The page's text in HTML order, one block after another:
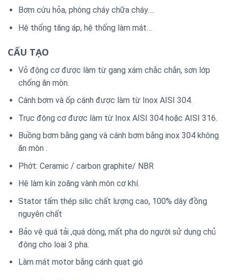
Bơm cứu hỏa, phòng cháy chữa cháy….
Hệ thống tăng áp, hệ thống làm mát…
CẤU TẠO
Vỏ động cơ được làm từ gang xám chắc chắn, sơn lớp
chống ăn mòn.
Cánh bơm và ốp cánh được làm từ Inox AISI 304.
Trục động cơ được làm từ Inox AISI 304 hoặc AISI 316.
Buồng bơm bằng gang và cánh bơm bằng inox 304 không
ăn mòn .
Phớt: Ceramic / carbon graphite/ NBR
Hệ làm kín zoăng vành mòn cơ khí.
Stator tấm thép silic chất lượng cao, 100% dây đồng
nguyên chất
Bảo vệ quá tải ,quá dòng, mất pha do người sử dụng chủ
động cho loại 3 pha.
Làm mát motor bằng cánh quạt gió